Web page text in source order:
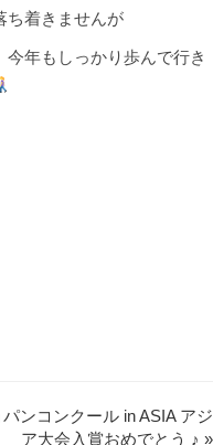
ち着きませんが
年もしっかり歩んで行き
パンコンクール in ASIA アジ
ア大会入賞おめでとう ♪ »